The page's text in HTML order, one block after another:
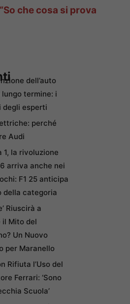
che cosa si prova
dell’auto
lungo termine: i
degli esperti
perché
Audi
1, la rivoluzione
arriva anche nei
F1 25 anticipa
della categoria
Riuscirà a
il Mito del
Un Nuovo
per Maranello
Rifiuta l’Uso del
Ferrari: ‘Sono
Scuola’